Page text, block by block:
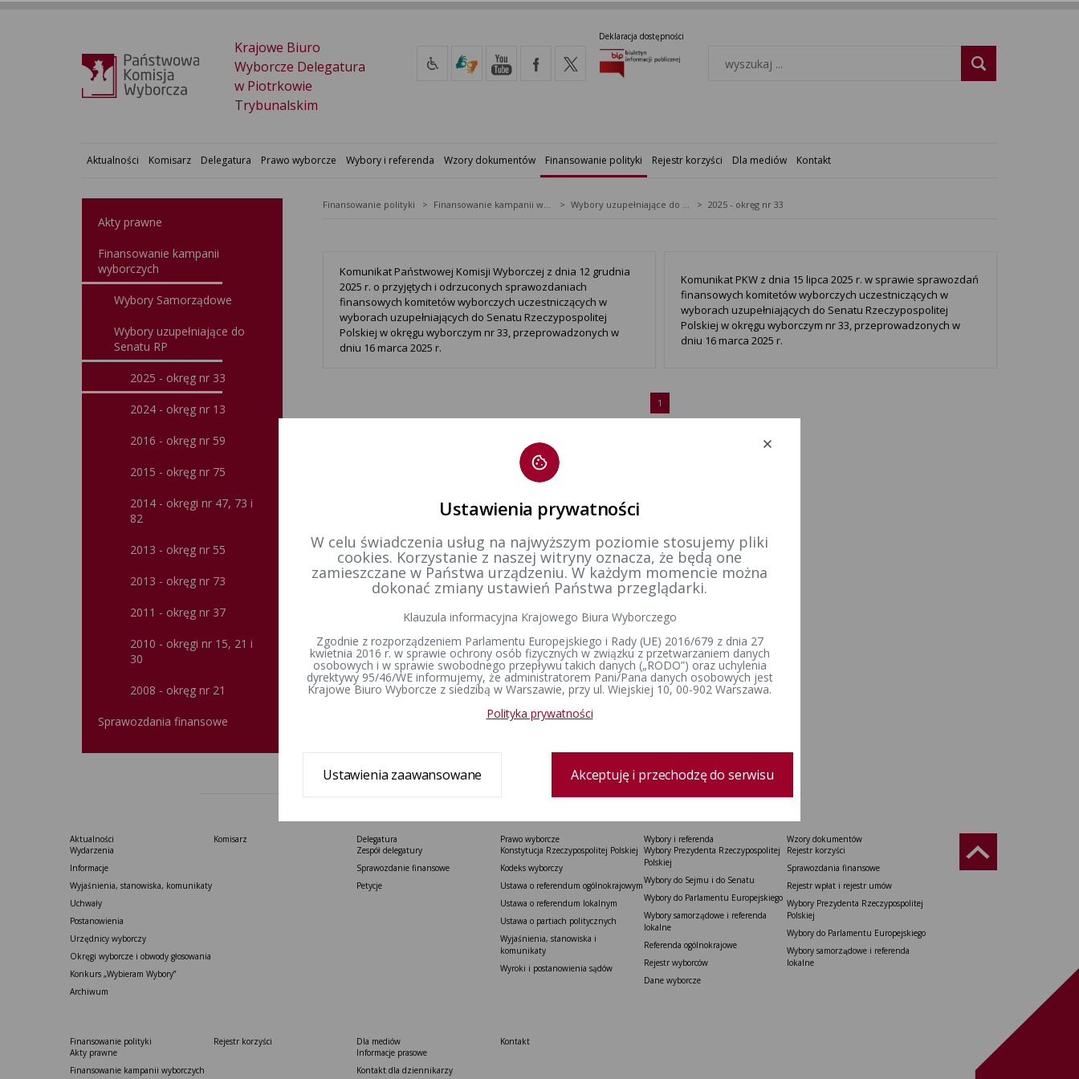
Krajowe Biuro
Wyborcze Delegatura
w Piotrkowie
Trybunalskim
Deklaracja dostępności
Aktualności Komisarz Delegatura Prawo wyborcze Wybory i referenda Wzory dokumentów Finansowanie polityki Rejestr korzyści Dla mediów Kontakt
Akty prawne
Finansowanie kampanii
wyborczych
Wybory Samorządowe
Wybory uzupełniające do
Senatu RP
2025 - okręg nr 33
2024 - okręg nr 13
2016 - okręg nr 59
2015 - okręg nr 75
2014 - okręgi nr 47, 73 i
82
2013 - okręg nr 55
2013 - okręg nr 73
2011 - okręg nr 37
2010 - okręgi nr 15, 21 i
30
2008 - okręg nr 21
Sprawozdania finansowe
Finansowanie polityki Finansowanie kampanii wyborczych Wybory uzupełniające do Senatu RP 2025 - okręg nr 33
Komunikat Państwowej Komisji Wyborczej z dnia 12 grudnia
2025 r. o przyjętych i odrzuconych sprawozdaniach
finansowych komitetów wyborczych uczestniczących w
wyborach uzupełniających do Senatu Rzeczypospolitej
Polskiej w okręgu wyborczym nr 33, przeprowadzonych w
dniu 16 marca 2025 r.
Komunikat PKW z dnia 15 lipca 2025 r. w sprawie sprawozdań
finansowych komitetów wyborczych uczestniczących w
wyborach uzupełniających do Senatu Rzeczypospolitej
Polskiej w okręgu wyborczym nr 33, przeprowadzonych w
dniu 16 marca 2025 r.
1
Aktualności
Wydarzenia
Informacje
Wyjaśnienia, stanowiska, komunikaty
Uchwały
Postanowienia
Urzędnicy wyborczy
Okręgi wyborcze i obwody głosowania
Konkurs „Wybieram Wybory”
Archiwum
Komisarz
Delegatura
Zespół delegatury
Sprawozdanie finansowe
Petycje
Prawo wyborcze
Konstytucja Rzeczypospolitej Polskiej​
Kodeks wyborczy
Ustawa o referendum ogólnokrajowym
Ustawa o referendum lokalnym
Ustawa o partiach politycznych
Wyjaśnienia, stanowiska i
komunikaty
Wyroki i postanowienia sądów
Wybory i referenda
Wybory Prezydenta Rzeczypospolitej
Polskiej
Wybory do Sejmu i do Senatu
Wybory do Parlamentu Europejskiego
Wybory samorządowe i referenda
lokalne
Referenda ogólnokrajowe
Rejestr wyborców
Dane wyborcze
Wzory dokumentów
Rejestr korzyści
Sprawozdania finansowe
Rejestr wpłat i rejestr umów
Wybory Prezydenta Rzeczypospolitej
Polskiej
Wybory do Parlamentu Europejskiego
Wybory samorządowe i referenda
lokalne
Finansowanie polityki
Akty prawne
Finansowanie kampanii wyborczych
Rejestr korzyści
Dla mediów
Informacje prasowe
Kontakt dla dziennikarzy
Kontakt
Ustawienia prywatności
W celu świadczenia usług na najwyższym poziomie stosujemy pliki
cookies. Korzystanie z naszej witryny oznacza, że będą one
zamieszczane w Państwa urządzeniu. W każdym momencie można
dokonać zmiany ustawień Państwa przeglądarki.
Klauzula informacyjna Krajowego Biura Wyborczego
Zgodnie z rozporządzeniem Parlamentu Europejskiego i Rady (UE) 2016/679 z dnia 27
kwietnia 2016 r. w sprawie ochrony osób fizycznych w związku z przetwarzaniem danych
osobowych i w sprawie swobodnego przepływu takich danych („RODO”) oraz uchylenia
dyrektywy 95/46/WE informujemy, że administratorem Pani/Pana danych osobowych jest
Krajowe Biuro Wyborcze z siedzibą w Warszawie, przy ul. Wiejskiej 10, 00-902 Warszawa.
Polityka prywatności
Ustawienia zaawansowane Akceptuję i przechodzę do serwisu